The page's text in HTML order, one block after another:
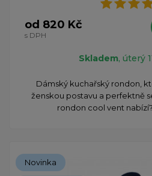
od 820 Kč
s DPH
Skladem, úterý
Dámský kuchařský rondon,
ženskou postavu a perfektně
rondon cool vent nabízí?
Novinka